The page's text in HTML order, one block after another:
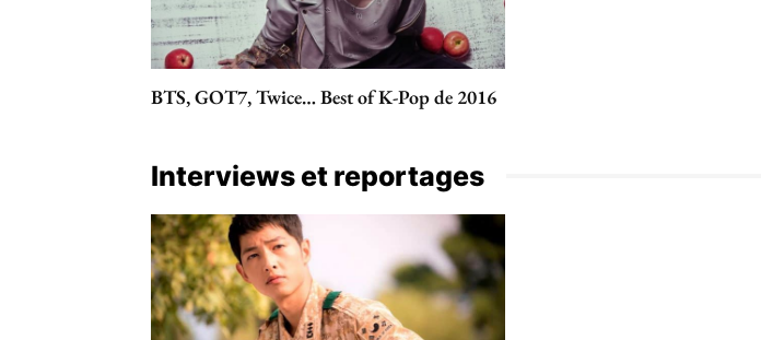
BTS, GOT7, Twice… Best of K-Pop de 2016
Interviews et reportages